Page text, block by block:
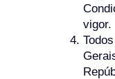
vigor.